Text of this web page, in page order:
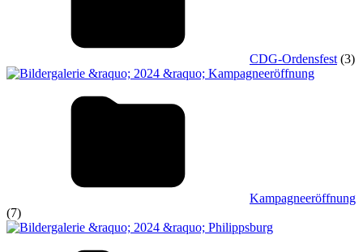
CDG-Ordensfest (3)
Kampagneeröffnung
(7)